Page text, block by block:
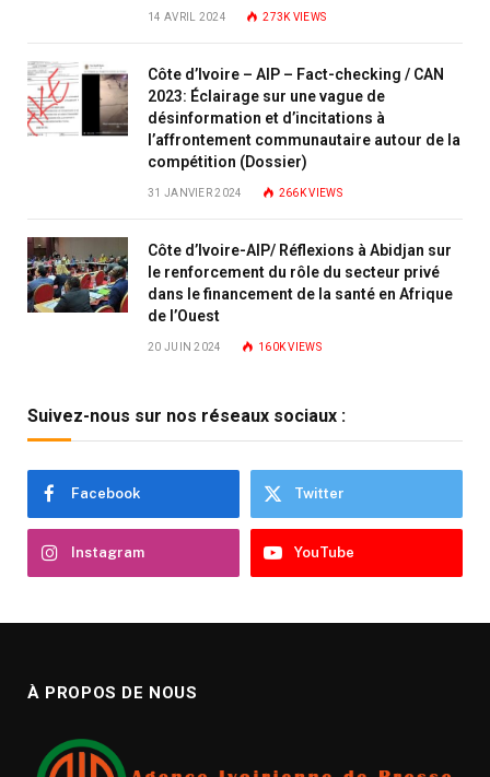
14 AVRIL 2024 273K VIEWS
Côte d’Ivoire – AIP – Fact-checking / CAN
2023: Éclairage sur une vague de
désinformation et d’incitations à
l’affrontement communautaire autour de la
compétition (Dossier)
31 JANVIER 2024 266KVIEWS
Côte d’Ivoire-AIP/ Réflexions à Abidjan sur
le renforcement du rôle du secteur privé
dans le financement de la santé en Afrique
de l’Ouest
20 JUIN 2024 160KVIEWS
Suivez-nous sur nos réseaux sociaux :
Facebook Twitter
Instagram YouTube
À PROPOS DE NOUS